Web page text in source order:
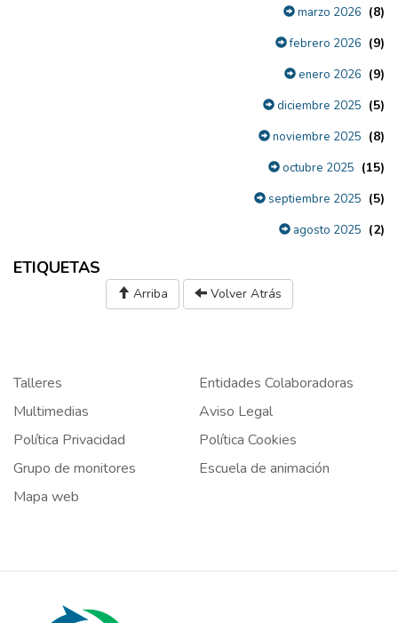
marzo 2026 (8)
febrero 2026 (9)
enero 2026 (9)
diciembre 2025 (5)
noviembre 2025 (8)
octubre 2025 (15)
septiembre 2025 (5)
agosto 2025 (2)
ETIQUETAS
Arriba Volver Atrás
Talleres
Entidades Colaboradoras
Multimedias
Aviso Legal
Política Privacidad
Política Cookies
Grupo de monitores
Escuela de animación
Mapa web